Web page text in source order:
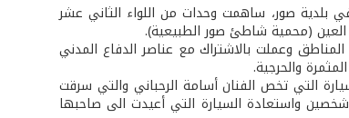
بلدية صور، ساهمت وحدات من اللواء الثاني عشر
(محمية شاطئ صور الطبيعية).
وعملت بالاشتراك مع عناصر الدفاع المدني
والحرجية.
التي تخص الفنان أسامة الرحباني والتي سرقت
شخصين واستعادة السيارة التي أعيدت الى صاحبها